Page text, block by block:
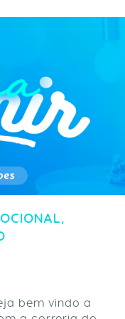
,
bem vindo a